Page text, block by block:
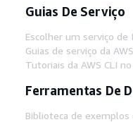
Guias De Serviço
Escolher um serviço de
Guias de serviço da AWS
Tutoriais da AWS CLI
Ferramentas De
Biblioteca de exemplos